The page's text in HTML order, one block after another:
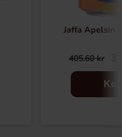
Jaffa Apelsin
405.60 kr
Køb